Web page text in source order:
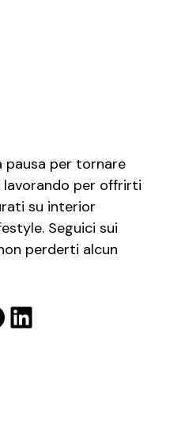
pausa per tornare
lavorando per offrirti
su interior
Seguici sui
perderti alcun
LinkedIn